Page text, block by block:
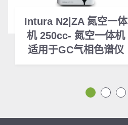
Intura N2|ZA 氮空一体
机 250cc- 氮空一体机
适用于GC气相色谱仪